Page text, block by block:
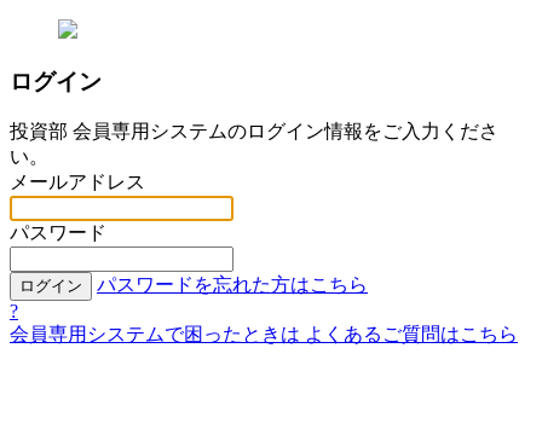
ログイン
投資部 会員専用システムのログイン情報をご入力くださ
い。
メールアドレス
パスワード
ログイン
パスワードを忘れた方はこちら
?
会員専用システムで困ったときは よくあるご質問はこちら